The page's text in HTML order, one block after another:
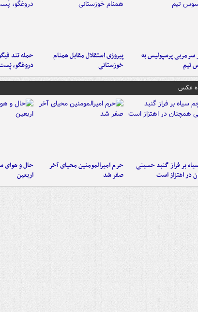
سرمربی پرسپولیس به
تیم
پیروزی استقلال مقابل همنام
خوزستانی
حمله تند
دروغگو،
عکس
بر فراز گنبد حسینی
در اهتزاز است
حرم امیرالمومنین محیای آخر
صفر شد
حال و هوای
اربعین